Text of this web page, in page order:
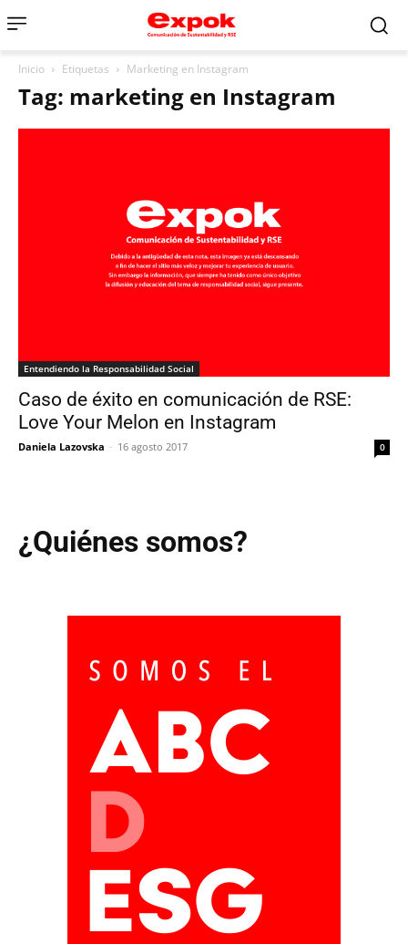
Inicio Etiquetas Marketing en Instagram
Tag: marketing en Instagram
Entendiendo la Responsabilidad Social
Caso de éxito en comunicación de RSE:
Love Your Melon en Instagram
Daniela Lazovska - 16 agosto 2017 0
¿Quiénes somos?